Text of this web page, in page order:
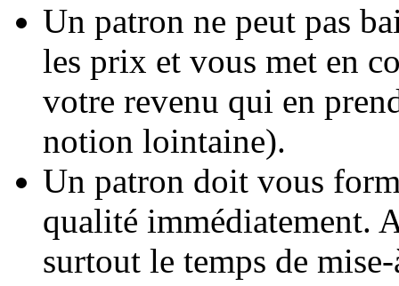
Un patron ne peut pas
les prix et vous met en
votre revenu qui en
notion lointaine).
Un patron doit vous
qualité immédiatement.
surtout le temps de